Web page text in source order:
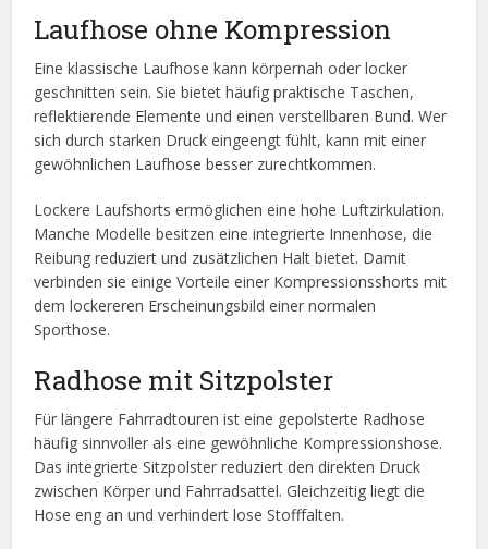
Laufhose ohne Kompression
Eine klassische Laufhose kann körpernah oder locker
geschnitten sein. Sie bietet häufig praktische Taschen,
reflektierende Elemente und einen verstellbaren Bund. Wer
sich durch starken Druck eingeengt fühlt, kann mit einer
gewöhnlichen Laufhose besser zurechtkommen.
Lockere Laufshorts ermöglichen eine hohe Luftzirkulation.
Manche Modelle besitzen eine integrierte Innenhose, die
Reibung reduziert und zusätzlichen Halt bietet. Damit
verbinden sie einige Vorteile einer Kompressionsshorts mit
dem lockereren Erscheinungsbild einer normalen
Sporthose.
Radhose mit Sitzpolster
Für längere Fahrradtouren ist eine gepolsterte Radhose
häufig sinnvoller als eine gewöhnliche Kompressionshose.
Das integrierte Sitzpolster reduziert den direkten Druck
zwischen Körper und Fahrradsattel. Gleichzeitig liegt die
Hose eng an und verhindert lose Stofffalten.